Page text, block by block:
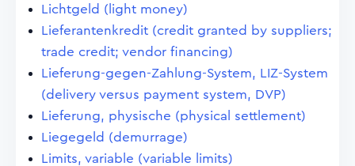
Lichtgeld (light money)
Lieferantenkredit (credit granted by suppliers;
trade credit; vendor financing)
Lieferung-gegen-Zahlung-System, LIZ-System
(delivery versus payment system, DVP)
Lieferung, physische (physical settlement)
Liegegeld (demurrage)
Limits, variable (variable limits)